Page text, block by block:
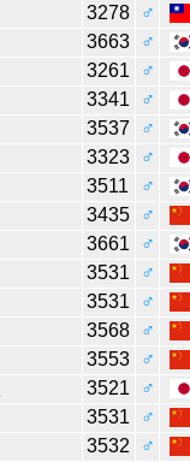
3278
♂
3663
♂
3261
♂
3341
♂
3537
♂
3323
♂
3511
♂
3435
♂
3661
♂
3531
♂
3531
♂
3568
♂
3553
♂
3521
♂
3531
♂
3532
♂